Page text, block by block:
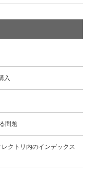
入
問題
クトリ内のインデックス